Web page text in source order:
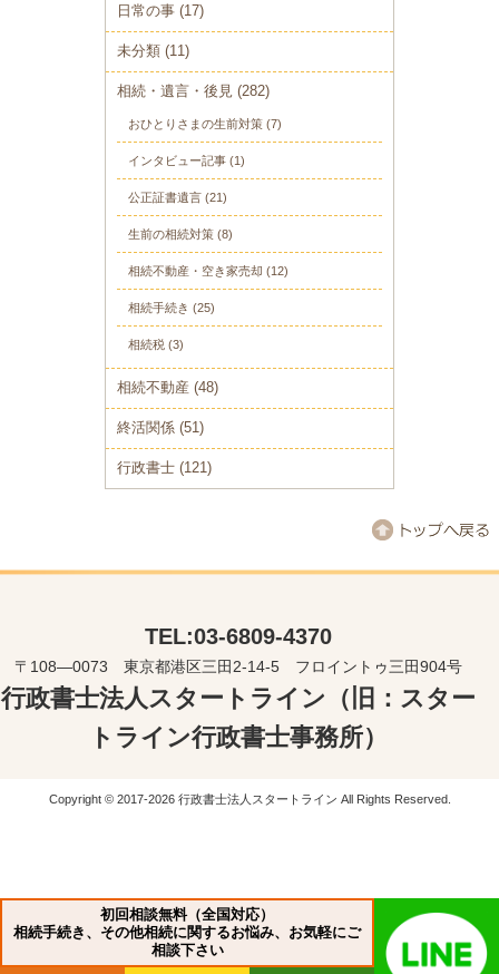
日常の事 (17)
未分類 (11)
相続・遺言・後見 (282)
おひとりさまの生前対策 (7)
インタビュー記事 (1)
公正証書遺言 (21)
生前の相続対策 (8)
相続不動産・空き家売却 (12)
相続手続き (25)
相続税 (3)
相続不動産 (48)
終活関係 (51)
行政書士 (121)
TEL:03-6809-4370
〒108―0073 東京都港区三田2-14-5 フロイントゥ三田904号
行政書士法人スタートライン（旧：スター
トライン行政書士事務所）
Copyright © 2017-2026 行政書士法人スタートライン All Rights Reserved.
初回相談無料（全国対応）
相続手続き、その他相続に関するお悩み、お気軽にご
相談下さい